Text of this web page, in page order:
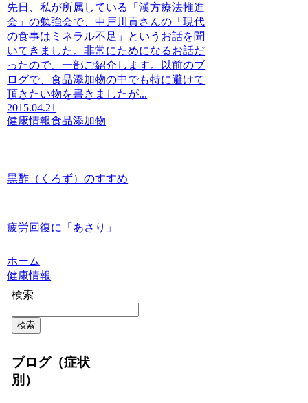
先日、私が所属している「漢方療法推進
会」の勉強会で、中戸川貢さんの「現代
の食事はミネラル不足」というお話を聞
いてきました。非常にためになるお話だ
ったので、一部ご紹介します。以前のブ
ログで、食品添加物の中でも特に避けて
頂きたい物を書きましたが...
2015.04.21
健康情報食品添加物
黒酢（くろず）のすすめ
疲労回復に「あさり」
ホーム
健康情報
検索
検索
ブログ（症状
別）